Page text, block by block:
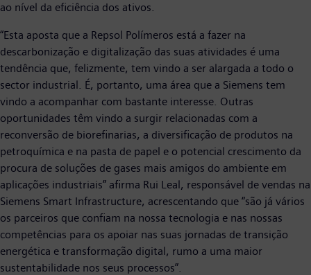
ao nível da eficiência dos ativos.
“Esta aposta que a Repsol Polímeros está a fazer na
descarbonização e digitalização das suas atividades é uma
tendência que, felizmente, tem vindo a ser alargada a todo o
sector industrial. É, portanto, uma área que a Siemens tem
vindo a acompanhar com bastante interesse. Outras
oportunidades têm vindo a surgir relacionadas com a
reconversão de biorefinarias, a diversificação de produtos na
petroquímica e na pasta de papel e o potencial crescimento da
procura de soluções de gases mais amigos do ambiente em
aplicações industriais” afirma Rui Leal, responsável de vendas na
Siemens Smart Infrastructure, acrescentando que “são já vários
os parceiros que confiam na nossa tecnologia e nas nossas
competências para os apoiar nas suas jornadas de transição
energética e transformação digital, rumo a uma maior
sustentabilidade nos seus processos”.